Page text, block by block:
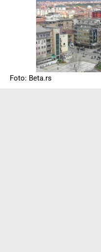
Foto: Beta.rs